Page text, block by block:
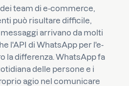
team di e-commerce,
può risultare difficile,
arrivano da molti
l'API di WhatsApp per l'e-
la differenza. WhatsApp fa
delle persone e i
agio nel comunicare